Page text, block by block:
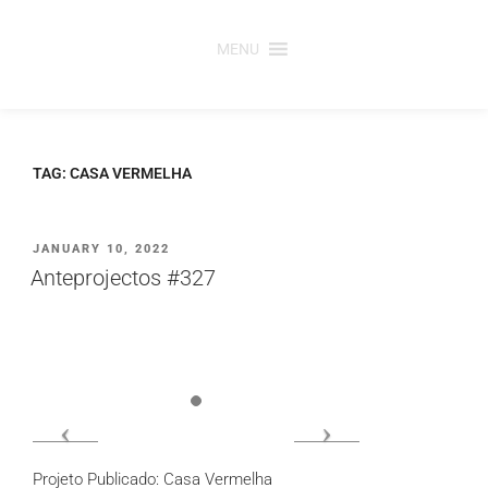
MENU
TAG: CASA VERMELHA
PUBLICADO
EM
JANUARY 10, 2022
Anteprojectos #327
Projeto Publicado: Casa Vermelha